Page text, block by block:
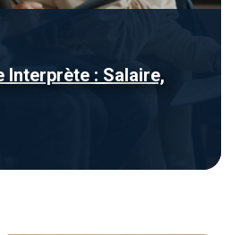
Interprète : Salaire,